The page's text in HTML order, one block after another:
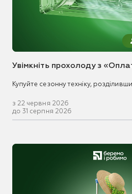
Увімкніть прохолоду з
Купуйте сезонну техніку, розділивши
з 22 червня 2026
до 31 серпня 2026